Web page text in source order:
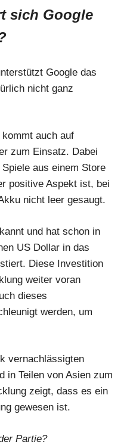
sich Google
Google das
nicht ganz
auch auf
zum Einsatz. Dabei
aus einem Store
positive Aspekt ist, bei
nicht leer gesaugt.
und hat schon in
US Dollar in das
Diese Investition
weiter voran
dieses
werden, um
vernachlässigten
in Teilen von Asien zum
zeigt, dass es ein
gewesen ist.
Partie?